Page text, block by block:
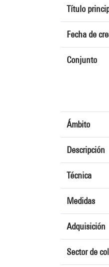
Título
Fecha de
Conjunto
Ámbito
Descripción
Técnica
Medidas
Adquisición
Sector de